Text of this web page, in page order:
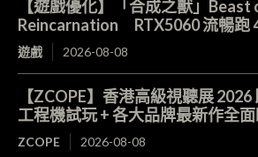
【遊戲優化】「合成之獸」Beast
Reincarnation RTX5060 流暢跑
遊戲 2026-08-08
【ZCOPE】香港高級視聽展
工程機試玩 + 各大品牌最新作全
ZCOPE 2026-08-08